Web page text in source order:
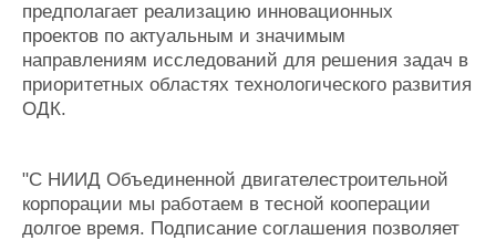
предполагает реализацию инновационных
проектов по актуальным и значимым
направлениям исследований для решения задач в
приоритетных областях технологического развития
ОДК.
"С НИИД Объединенной двигателестроительной
корпорации мы работаем в тесной кооперации
долгое время. Подписание соглашения позволяет